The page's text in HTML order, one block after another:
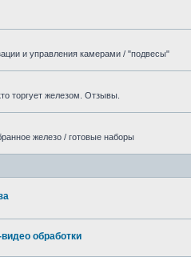
и управления камерами / "подвесы"
торгует железом. Отзывы.
железо / готовые наборы
обработки